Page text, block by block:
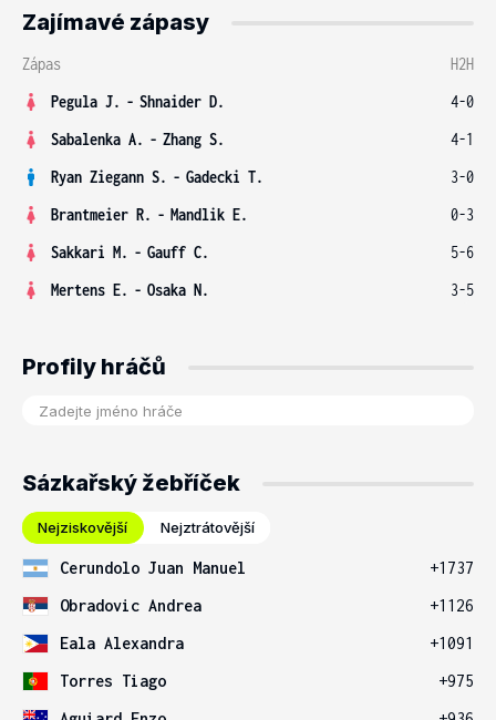
Zajímavé zápasy
Zápas
H2H
Pegula J. - Shnaider D.
4-0
Sabalenka A. - Zhang S.
4-1
Ryan Ziegann S. - Gadecki T.
3-0
Brantmeier R. - Mandlik E.
0-3
Sakkari M. - Gauff C.
5-6
Mertens E. - Osaka N. 3-5
Profily hráčů
Sázkařský žebříček
Nejziskovější Nejztrátovější
Cerundolo Juan Manuel
+1737
Obradovic Andrea
+1126
Eala Alexandra
+1091
Torres Tiago
+975